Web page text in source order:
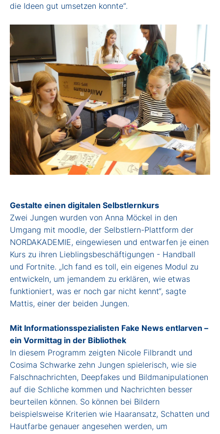
die Ideen gut umsetzen konnte“.
Gestalte einen digitalen Selbstlernkurs
Zwei Jungen wurden von Anna Möckel in den
Umgang mit moodle, der Selbstlern-Plattform der
NORDAKADEMIE, eingewiesen und entwarfen je einen
Kurs zu ihren Lieblingsbeschäftigungen - Handball
und Fortnite. „Ich fand es toll, ein eigenes Modul zu
entwickeln, um jemandem zu erklären, wie etwas
funktioniert, was er noch gar nicht kennt“, sagte
Mattis, einer der beiden Jungen.
Mit Informationsspezialisten Fake News entlarven –
ein Vormittag in der Bibliothek
In diesem Programm zeigten Nicole Filbrandt und
Cosima Schwarke zehn Jungen spielerisch, wie sie
Falschnachrichten, Deepfakes und Bildmanipulationen
auf die Schliche kommen und Nachrichten besser
beurteilen können. So können bei Bildern
beispielsweise Kriterien wie Haaransatz, Schatten und
Hautfarbe genauer angesehen werden, um